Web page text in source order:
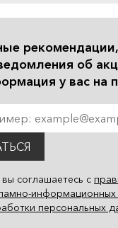
об
у вас на
соглашаетесь с
персональных